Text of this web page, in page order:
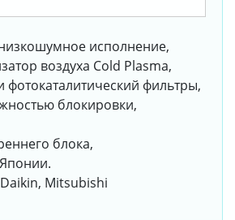
исполнение,
воздуха Cold Plasma,
фотокаталитический фильтры,
блокировки,
блока,
Mitsubishi